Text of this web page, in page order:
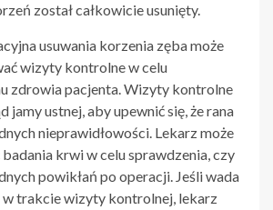
został całkowicie usunięty.
usuwania korzenia zęba może
wizyty kontrolne w celu
zdrowia pacjenta. Wizyty kontrolne
jamy ustnej, aby upewnić się, że rana
nieprawidłowości. Lekarz może
krwi w celu sprawdzenia, czy
powikłań po operacji. Jeśli wada
trakcie wizyty kontrolnej, lekarz